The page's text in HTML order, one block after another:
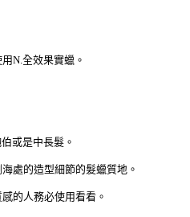
N.全效果實蠟。
或是中長髮。
處的造型細節的髮蠟質地。
的人務必使用看看。